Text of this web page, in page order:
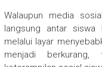
Walaupun media
langsung antar siswa
melalui layar
menjadi berkurang,